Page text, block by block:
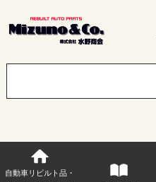
自動車リビルト品・